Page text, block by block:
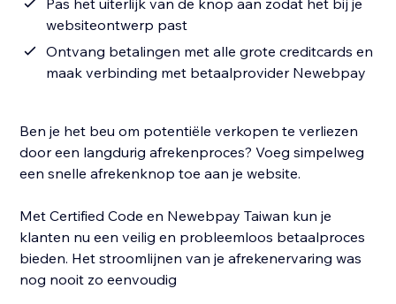
Pas het uiterlijk van de knop aan zodat het bij je
websiteontwerp past
Ontvang betalingen met alle grote creditcards en
maak verbinding met betaalprovider Newebpay
Ben je het beu om potentiële verkopen te verliezen
door een langdurig afrekenproces? Voeg simpelweg
een snelle afrekenknop toe aan je website.
Met Certified Code en Newebpay Taiwan kun je
klanten nu een veilig en probleemloos betaalproces
bieden. Het stroomlijnen van je afrekenervaring was
nog nooit zo eenvoudig